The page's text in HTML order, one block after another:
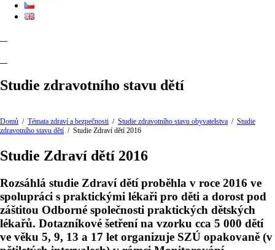
Studie zdravotního stavu dětí
Domů / Témata zdraví a bezpečnosti / Studie zdravotního stavu obyvatelstva / Studie
zdravotního stavu dětí / Studie Zdraví dětí 2016
Studie Zdraví dětí 2016
Rozsáhlá studie Zdraví dětí proběhla v roce 2016 ve
spolupráci s praktickými lékaři pro děti a dorost pod
záštitou Odborné společnosti praktických dětských
lékařů. Dotazníkové šetření na vzorku cca 5 000 dětí
ve věku 5, 9, 13 a 17 let organizuje SZÚ opakovaně (v